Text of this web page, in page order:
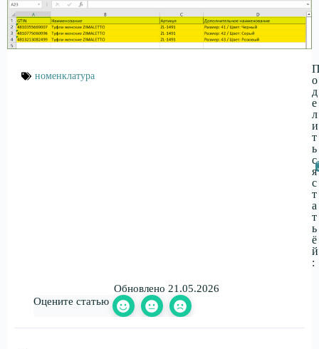
номенклатура
о
д
е
л
и
т
ь
с
я
с
т
а
т
ь
ё
й
:
Обновлено 21.05.2026
Оцените статью